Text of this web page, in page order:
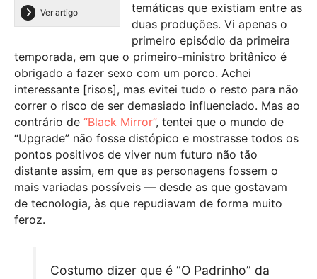
Ver artigo
temáticas que existiam entre as
duas produções. Vi apenas o
primeiro episódio da primeira
temporada, em que o primeiro-ministro britânico é
obrigado a fazer sexo com um porco. Achei
interessante [risos], mas evitei tudo o resto para não
correr o risco de ser demasiado influenciado. Mas ao
contrário de “Black Mirror”, tentei que o mundo de
“Upgrade” não fosse distópico e mostrasse todos os
pontos positivos de viver num futuro não tão
distante assim, em que as personagens fossem o
mais variadas possíveis — desde as que gostavam
de tecnologia, às que repudiavam de forma muito
feroz.
Costumo dizer que é “O Padrinho” da